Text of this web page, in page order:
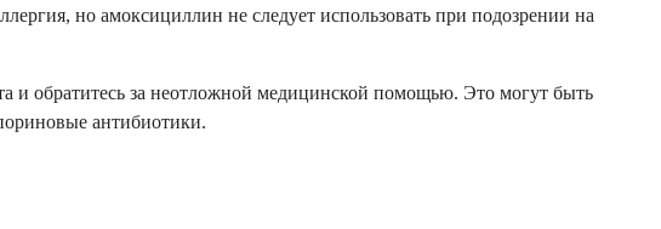
но амоксициллин не следует использовать при подозрении на
и обратитесь за неотложной медицинской помощью. Это могут быть
антибиотики.